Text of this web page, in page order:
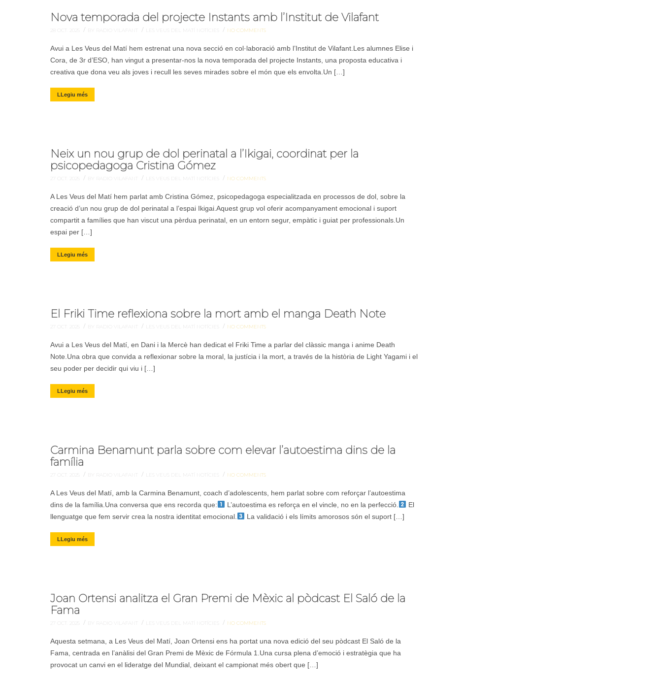
Nova temporada del projecte Instants amb l’Institut de Vilafant
28 OCT. 2025 / BY RADIO VILAFANT / LES VEUS DEL MATÍ NOTÍCIES / NO COMMENTS
Avui a Les Veus del Matí hem estrenat una nova secció en col·laboració amb l’Institut de Vilafant.Les alumnes Elise i
Cora, de 3r d’ESO, han vingut a presentar-nos la nova temporada del projecte Instants, una proposta educativa i
creativa que dona veu als joves i recull les seves mirades sobre el món que els envolta.Un […]
LLegiu més
Neix un nou grup de dol perinatal a l’Ikigai, coordinat per la
psicopedagoga Cristina Gómez
27 OCT. 2025 / BY RADIO VILAFANT / LES VEUS DEL MATÍ NOTÍCIES / NO COMMENTS
A Les Veus del Matí hem parlat amb Cristina Gómez, psicopedagoga especialitzada en processos de dol, sobre la
creació d’un nou grup de dol perinatal a l’espai Ikigai.Aquest grup vol oferir acompanyament emocional i suport
compartit a famílies que han viscut una pèrdua perinatal, en un entorn segur, empàtic i guiat per professionals.Un
espai per […]
LLegiu més
El Friki Time reflexiona sobre la mort amb el manga Death Note
27 OCT. 2025 / BY RADIO VILAFANT / LES VEUS DEL MATÍ NOTÍCIES / NO COMMENTS
Avui a Les Veus del Matí, en Dani i la Mercè han dedicat el Friki Time a parlar del clàssic manga i anime Death
Note.Una obra que convida a reflexionar sobre la moral, la justícia i la mort, a través de la història de Light Yagami i el
seu poder per decidir qui viu i […]
LLegiu més
Carmina Benamunt parla sobre com elevar l’autoestima dins de la
família
27 OCT. 2025 / BY RADIO VILAFANT / LES VEUS DEL MATÍ NOTÍCIES / NO COMMENTS
A Les Veus del Matí, amb la Carmina Benamunt, coach d’adolescents, hem parlat sobre com reforçar l’autoestima
dins de la família.Una conversa que ens recorda que:
L’autoestima es reforça en el vincle, no en la perfecció.
El
llenguatge que fem servir crea la nostra identitat emocional.
La validació i els límits amorosos són el suport […]
LLegiu més
Joan Ortensi analitza el Gran Premi de Mèxic al pòdcast El Saló de la
Fama
27 OCT. 2025 / BY RADIO VILAFANT / LES VEUS DEL MATÍ NOTÍCIES / NO COMMENTS
Aquesta setmana, a Les Veus del Matí, Joan Ortensi ens ha portat una nova edició del seu pòdcast El Saló de la
Fama, centrada en l’anàlisi del Gran Premi de Mèxic de Fórmula 1.Una cursa plena d’emoció i estratègia que ha
provocat un canvi en el lideratge del Mundial, deixant el campionat més obert que […]